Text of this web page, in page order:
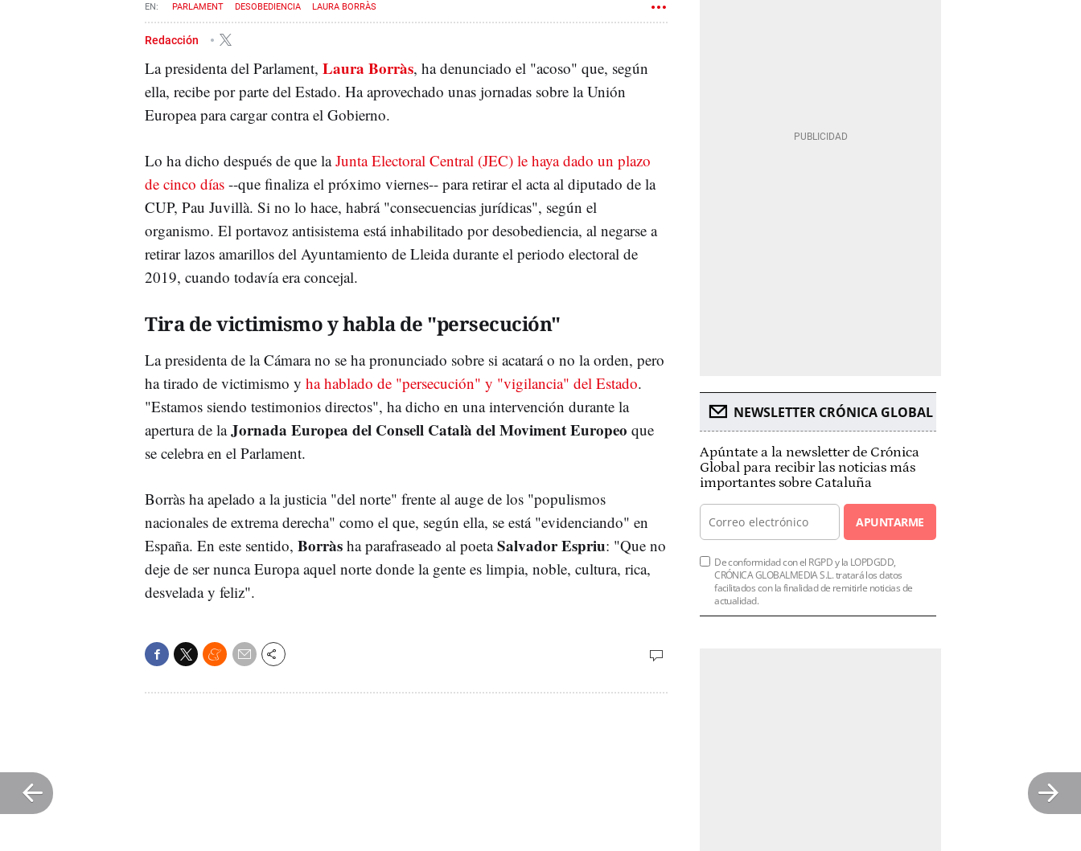
PARLAMENT DESOBEDIENCIA LAURA BORRÀS
Redacción
La presidenta del Parlament, Laura Borràs, ha denunciado el "acoso" que, según
ella, recibe por parte del Estado. Ha aprovechado unas jornadas sobre la Unión
Europea para cargar contra el Gobierno.
Lo ha dicho después de que laJunta Electoral Central (JEC) le haya dado un plazo
de cinco días --que finaliza el próximo viernes-- para retirar el acta al diputado de la
CUP, Pau Juvillà. Si no lo hace, habrá "consecuencias jurídicas", según el
organismo. El portavoz antisistema está inhabilitado por desobediencia, al negarse a
retirar lazos amarillos del Ayuntamiento de Lleida durante el periodo electoral de
2019, cuando todavía era concejal.
Tira de victimismo y habla de "persecución"
La presidenta de la Cámara no se ha pronunciado sobre si acatará o no la orden, pero
ha tirado de victimismo y ha hablado de "persecución" y "vigilancia" del Estado.
"Estamos siendo testimonios directos", ha dicho en una intervención durante la
apertura de laJornada Europea del Consell Català del Moviment Europeo que
se celebra en el Parlament.
Borràs ha apelado a la justicia "del norte" frente al auge de los "populismos
nacionales de extrema derecha" como el que, según ella, se está "evidenciando" en
España. En este sentido, Borràs ha parafraseado al poetaSalvador Espriu: "Que no
deje de ser nunca Europa aquel norte donde la gente es limpia, noble, cultura, rica,
desvelada y feliz".
NEWSLETTER CRÓNICA GLOBAL
Apúntate a la newsletter de Crónica
Global para recibir las noticias más
importantes sobre Cataluña
APUNTARME
De conformidad con el RGPD y la LOPDGDD,
CRÓNICA GLOBALMEDIA S.L. tratará los datos
facilitados con la finalidad de remitirle noticias de
actualidad.